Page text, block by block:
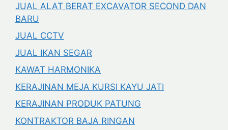
JUAL ALAT BERAT EXCAVATOR SECOND DAN
BARU
JUAL CCTV
JUAL IKAN SEGAR
KAWAT HARMONIKA
KERAJINAN MEJA KURSI KAYU JATI
KERAJINAN PRODUK PATUNG
KONTRAKTOR BAJA RINGAN